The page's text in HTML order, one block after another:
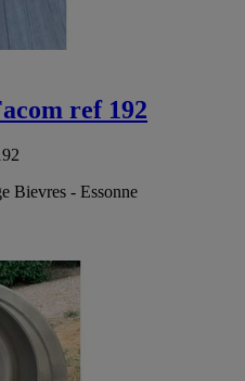
ref 192
Bievres - Essonne